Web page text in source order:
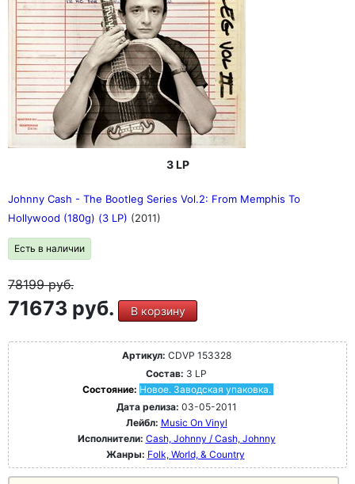
3 LP
Johnny Cash - The Bootleg Series Vol.2: From Memphis To
Hollywood (180g) (3 LP) (2011)
Есть в наличии
78199руб.
71673 руб. В корзину
Артикул: CDVP 153328
Состав: 3 LP
Состояние: Новое. Заводская упаковка.
Дата релиза: 03-05-2011
Лейбл: Music On Vinyl
Исполнители: Cash, Johnny / Cash, Johnny
Жанры: Folk, World, & Country